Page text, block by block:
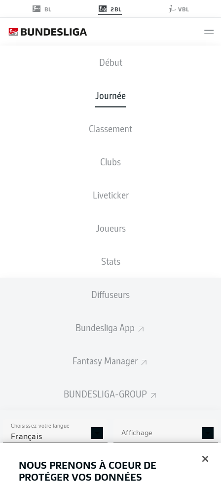
BL 2BL VBL
Début
Journée
Classement
Clubs
Liveticker
Joueurs
Stats
Diffuseurs
Bundesliga App
Fantasy Manager
BUNDESLIGA-GROUP
Choisissez votre langue
Français Affichage
Connexion
SGF - EBS
COMPOSITIONS STATISTIQUES
Les compositions seront annoncées
NOUS PRENONS À COEUR DE
PROTÉGER VOS DONNÉES